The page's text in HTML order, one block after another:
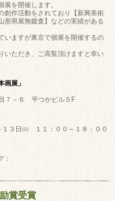
展を開催します。
創作活動をされており【新興美術
形県展無鑑査】などの実績がある
いますが東京で個展を開催するの
いただき、ご高覧頂けますと幸い
展」
７－６ 平つかビル５F
１３日㈰ １１：００～１８：００
：
賞受賞